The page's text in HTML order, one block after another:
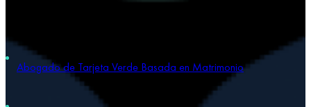
Abogado de Tarjeta Verde Basada en Matrimonio